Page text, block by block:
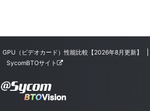
GPU（ビデオカード）性能比較【2026年8月更新】
SycomBTOサイト